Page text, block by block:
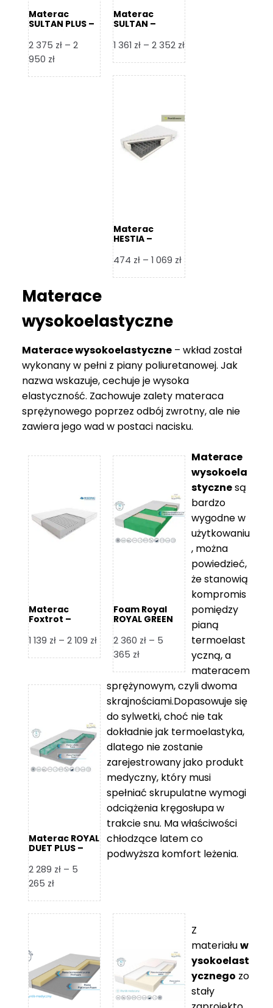
Materac
SULTAN PLUS –
2 375 zł – 2
950 złZakres
Materac
SULTAN –
1 361 zł – 2 352 złZakres
cen:
od
1
361 zł
do
2
352 zł
Materac
HESTIA –
474 zł – 1 069 złZakres
cen:
069 zł
Materace
wysokoelastyczne
Materace wysokoelastyczne – wkład został
wykonany w pełni z piany poliuretanowej. Jak
nazwa wskazuje, cechuje je wysoka
elastyczność. Zachowuje zalety materaca
sprężynowego poprzez odbój zwrotny, ale nie
zawiera jego wad w postaci nacisku.
Materac
Foxtrot –
1 139 zł – 2 109 złZakres
cen:
1
139 zł
do
2
109 zł
Foam Royal
ROYAL GREEN
piankowy
2 360 zł – 5
365 złZakres
od
2
360 zł
5
365 zł
Materac ROYAL
DUET PLUS –
2 289 zł – 5
265 złZakres
od
do
5
265 zł
Materace
wysokoela
stycznesą
bardzo
wygodne w
użytkowaniu
, można
powiedzieć,
że stanowią
kompromis
pomiędzy
pianą
termoelast
yczną, a
materacem
sprężynowym, czyli dwoma
skrajnościami.Dopasowuje się
do sylwetki, choć nie tak
dokładnie jak termoelastyka,
dlatego nie zostanie
zarejestrowany jako produkt
medyczny, który musi
spełniać skrupulatne wymogi
odciążenia kręgosłupa w
trakcie snu. Ma właściwości
chłodzące latem co
podwyższa komfort leżenia.
Z
materiałuw
ysokoelast
ycznego zo
stały